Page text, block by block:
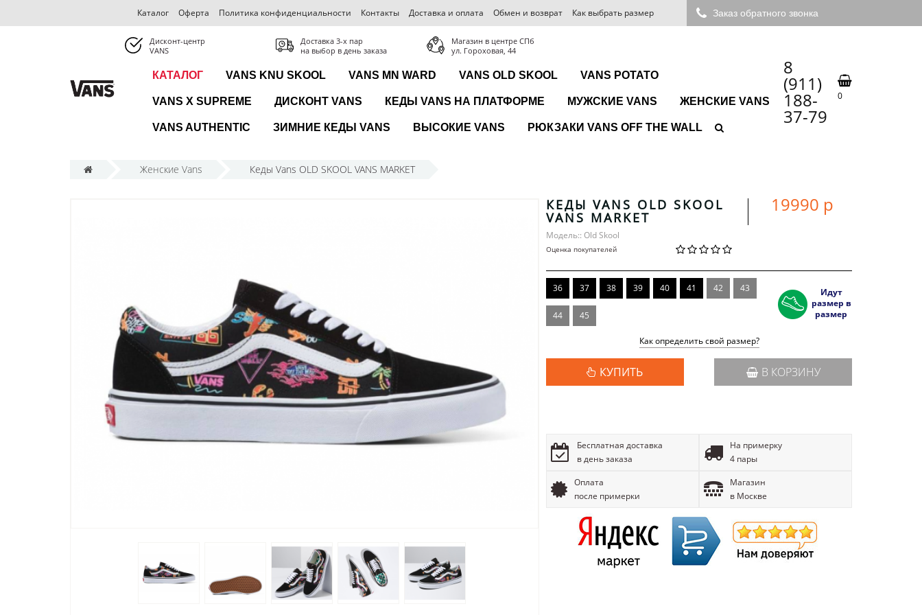
Каталог Оферта Политика конфиденциальности Контакты Доставка и оплата Обмен и возврат Как выбрать размер Заказ обратного звонка
Дисконт-центр
VANS
Доставка 3-x пар
на выбор в день заказа
Магазин в центре СПб
ул. Гороховая, 44
КАТАЛОГ VANS KNU SKOOL VANS MN WARD VANS OLD SKOOL VANS POTATO
VANS X SUPREME ДИСКОНТ VANS КЕДЫ VANS НА ПЛАТФОРМЕ МУЖСКИЕ VANS ЖЕНСКИЕ VANS
VANS AUTHENTIC ЗИМНИЕ КЕДЫ VANS ВЫСОКИЕ VANS РЮКЗАКИ VANS OFF THE WALL
8
(911)
188-
37-79
0
Женские Vans Кеды Vans OLD SKOOL VANS MARKET
КЕДЫ VANS OLD SKOOL
VANS MARKET
Модель:: Old Skool
Оценка покупателей
19990 р
36 37 38 39 40 41 42 43
44 45
Идут
размер в
размер
Как определить свой размер?
КУПИТЬ В КОРЗИНУ
Бесплатная доставка
в день заказа
На примерку
4 пары
Оплата
после примерки
Магазин
в Москве